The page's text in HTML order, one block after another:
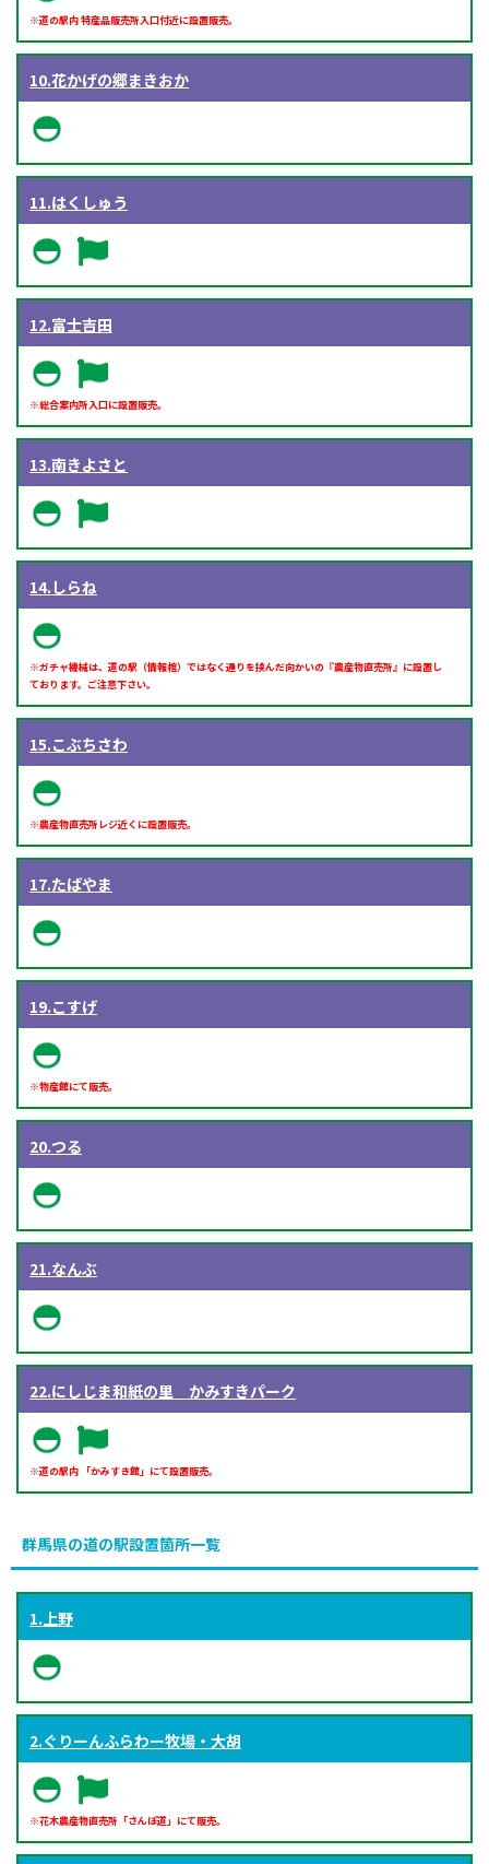
※道の駅内 特産品販売所入口付近に設置販売。
10.花かげの郷まきおか
11.はくしゅう
12.富士吉田
※総合案内所入口に設置販売。
13.南きよさと
14.しらね
※ガチャ機械は、道の駅（情報棺）ではなく通りを挟んだ向かいの『農産物直売所』に設置し
ております。ご注意下さい。
15.こぶちさわ
※農産物直売所レジ近くに設置販売。
17.たばやま
19.こすげ
※物産館にて販売。
20.つる
21.なんぶ
22.にしじま和紙の里 かみすきパーク
※道の駅内 「かみすき館」にて設置販売。
群馬県の道の駅設置箇所一覧
1.上野
2.ぐりーんふらわー牧場・大胡
※花木農産物直売所「さんぽ道」にて販売。